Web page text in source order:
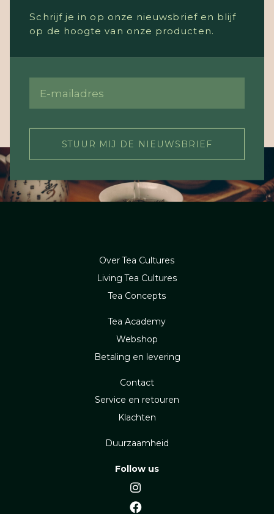
Schrijf je in op onze nieuwsbrief en blijf
op de hoogte van onze producten.
STUUR MIJ DE NIEUWSBRIEF
Over Tea Cultures
Living Tea Cultures
Tea Concepts
Tea Academy
Webshop
Betaling en levering
Contact
Service en retouren
Klachten
Duurzaamheid
Follow us